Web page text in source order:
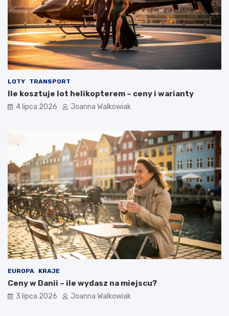
LOTY TRANSPORT
Ile kosztuje lot helikopterem – ceny i warianty
4 lipca 2026 Joanna Walkowiak
EUROPA KRAJE
Ceny w Danii – ile wydasz na miejscu?
3 lipca 2026 Joanna Walkowiak